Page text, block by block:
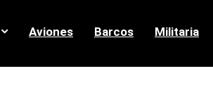
Aviones Barcos Militaria